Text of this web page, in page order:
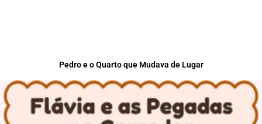
Pedro e o Quarto que Mudava de Lugar